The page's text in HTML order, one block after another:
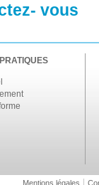
vous
Mentions légales